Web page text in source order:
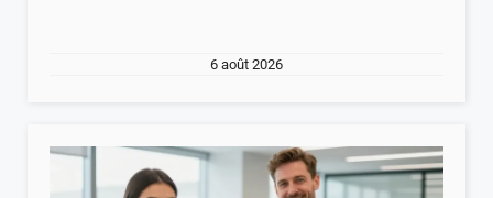
6 août 2026